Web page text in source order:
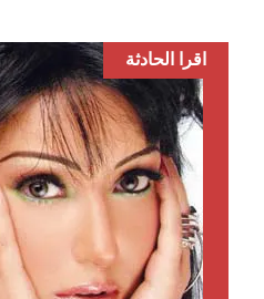
اقرا الحادثة